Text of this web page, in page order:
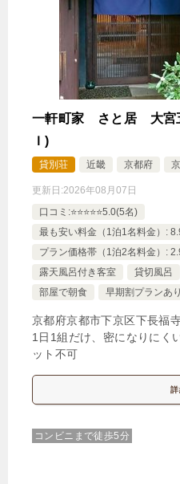
～貸切風呂＆美容プラン♪
和室 🍴朝食 IN15:00-
和室８畳 ガーデンビュー
【選べるお部屋と価格】
14,300円和室８畳
11,700円
和室６畳
一軒町家 さと居 大
Ｉ)
貸別荘 近畿 京都府
更新日:2026年08月07日
口コミ:⭐️⭐️⭐️⭐️⭐️5.0(5名)
最も安い料金（1泊1名料金）:
プラン価格帯（1泊2名料金）:
露天風呂付き客室
貸切風呂
部屋で朝食
早期割プランあり
京都府京都市下京区下長福
1日1組だけ、密になりに
ット不可
詳
コンビニまで徒歩5分